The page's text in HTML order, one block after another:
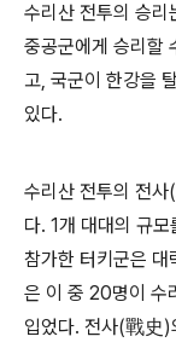
수리산 전투의 승리
중공군에게 승리할
고, 국군이 한강을
있다.
수리산 전투의 전사(
다. 1개 대대의 규모
참가한 터키군은 대
은 이 중 20명이 수
입었다. 전사(戰史)